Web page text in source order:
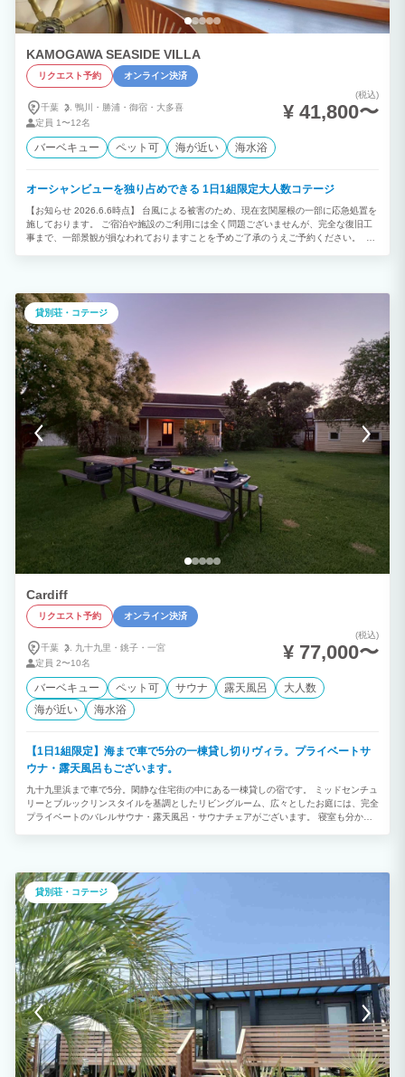
KAMOGAWA SEASIDE VILLA
リクエスト予約 オンライン決済
千葉 鴨川・ 勝浦・ 御宿・ 大多喜
定員 1〜12名
(税込)
¥ 41,800〜
バーベキュー ペット可 海が近い 海水浴
オーシャンビューを独り占めできる 1日1組限定大人数コテージ
【お知らせ 2026.6.6時点】 台風による被害のため、現在玄関屋根の一部に応急処置を
施しております。 ご宿泊や施設のご利用には全く問題ございませんが、完全な復旧工
事まで、一部景観が損なわれておりますことを予めご了承のうえご予約ください。 ■
■1日1組限定のプライベート貸別荘 海が目の前の1日1組限定のコテージ。 大人数で宿
泊が出来ます。 サーフスポットであり、海水浴場。海好きにはたまらない場所です♪
バーベキューもできるのでファミリー、カップルの旅行に最適。 都会の喧騒を忘れ、
日々の疲れを癒す最高の場所！ ■ロケーション 千葉県の房総半島の南東部にある鴨川
市は山と海に囲まれ、自然に恵まれた観光地です。 太平洋岸に面しており、夏には市
内にある6つの海水浴場はとても賑わいます。 特にKAMOGAWA SEASIDE VILLAは
「江見海水浴場」に面しており、フラッと泳ぎに行けることもとても魅力的です。 ま
た、ウォータースポーツをしたり、鴨川シーワールド、鴨川オーシャンパークで遊んだ
りするなど、海のアクティビティーが好きな方にとても人気です。 気候が比較的穏や
かで、都内から車でたった2時間の好アクセス、1年を通して多くの家族、カップル、
グループ旅行の方が訪れます。
貸別荘・コテージ
Cardiff
リクエスト予約 オンライン決済
千葉 九十九里・ 銚子・ 一宮
定員 2〜10名
(税込)
¥ 77,000〜
バーベキュー ペット可 サウナ 露天風呂
大人数
海が近い
海水浴
【1日1組限定】海まで車で5分の一棟貸し切りヴィラ。プライベートサ
ウナ・露天風呂もございます。
九十九里浜まで車で5分。閑静な住宅街の中にある一棟貸しの宿です。 ミッドセンチュ
リーとブルックリンスタイルを基調としたリビングルーム、広々としたお庭には、完全
プライベートのバレルサウナ・露天風呂・サウナチェアがございます。 寝室も分かれ
貸別荘・コテージ